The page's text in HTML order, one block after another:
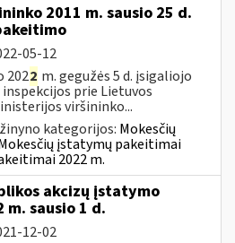
2011 m. sausio 25 d.
05-12
2022 m. gegužės 5 d. įsigaliojo
inspekcijos prie Lietuvos
viršininko...
kategorijos: Mokesčių
įstatymų pakeitimai
2022 m.
akcizų įstatymo
sausio 1 d.
12-02